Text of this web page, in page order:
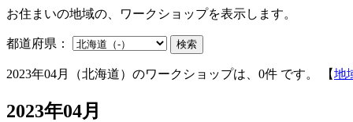
お住まいの地域の、ワークショップを表示します。
都道府県： 検索
2023年04月（北海道）のワークショップは、0件 です。 【地
2023年04月